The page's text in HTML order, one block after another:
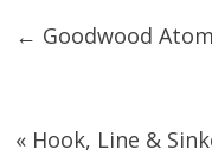
← Goodwood
« Hook, Line &